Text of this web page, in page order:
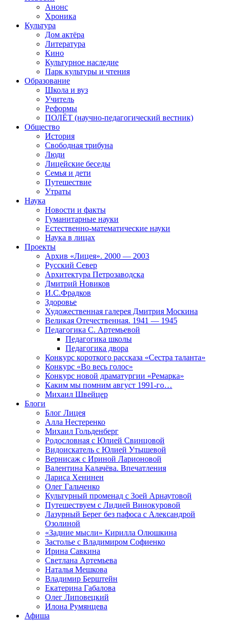
Анонс
Хроника
Культура
Дом актёра
Литература
Кино
Культурное наследие
Парк культуры и чтения
Образование
Школа и вуз
Учитель
Реформы
ПОЛЁТ (научно-педагогический вестник)
Общество
История
Свободная трибуна
Люди
Лицейские беседы
Семья и дети
Путешествие
Утраты
Наука
Новости и факты
Гуманитарные науки
Естественно-математические науки
Наука в лицах
Проекты
Архив «Лицея». 2000 — 2003
Русский Север
Архитектура Петрозаводска
Дмитрий Новиков
И.С.Фрадков
Здоровье
Художественная галерея Дмитрия Москина
Великая Отечественная. 1941 — 1945
Педагогика С. Артемьевой
Педагогика школы
Педагогика двора
Конкурс короткого рассказа «Сестра таланта»
Конкурс «Во весь голос»
Конкурс новой драматургии «Ремарка»
Каким мы помним август 1991-го…
Михаил Швейцер
Блоги
Блог Лицея
Алла Нестеренко
Михаил Гольденберг
Родословная с Юлией Свинцовой
Видоискатель с Юлией Утышевой
Вернисаж с Ириной Ларионовой
Валентина Калачёва. Впечатления
Лариса Хенинен
Олег Гальченко
Культурный променад с Зоей Арнаутовой
Путешествуем с Лидией Винокуровой
Лазурный Берег без пафоса с Александрой
Озолиной
«Задние мысли» Кирилла Олюшкина
Застолье с Владимиром Софиенко
Ирина Савкина
Светлана Артемьева
Наталья Мешкова
Владимир Берштейн
Екатерина Габалова
Олег Липовецкий
Илона Румянцева
Афиша